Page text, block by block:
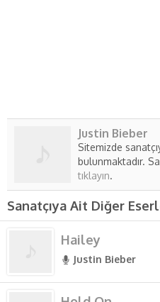
Justin Bieber
Sitemizde
bulunmaktadır.
tıklayın.
Sanatçıya Ait Diğer
Hailey
Justin Bieber